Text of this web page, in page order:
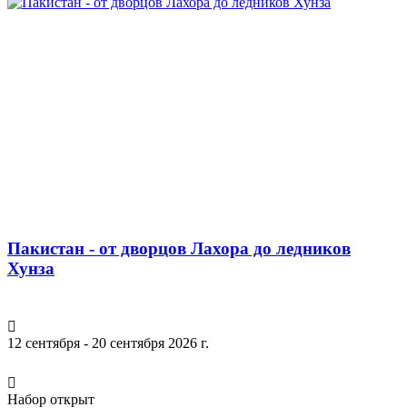
Пакистан - от дворцов Лахора до ледников
Хунза
12 сентября - 20 сентября 2026 г.
Набор открыт